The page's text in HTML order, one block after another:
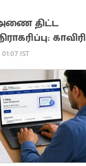
திட்ட
காவிரி
IST